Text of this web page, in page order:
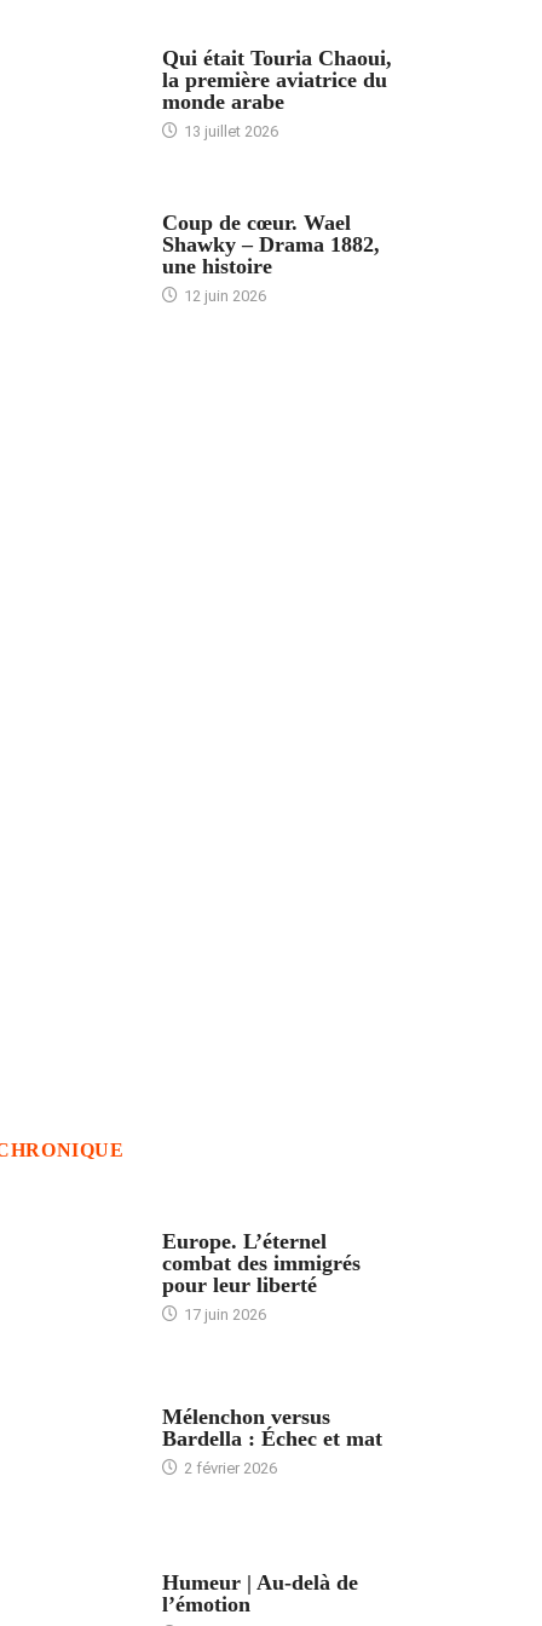
Qui était Touria Chaoui,
la première aviatrice du
monde arabe
13 juillet 2026
Coup de cœur. Wael
Shawky – Drama 1882,
une histoire
12 juin 2026
Europe. L’éternel
combat des immigrés
pour leur liberté
17 juin 2026
Mélenchon versus
Bardella : Échec et mat
2 février 2026
Humeur | Au-delà de
l’émotion